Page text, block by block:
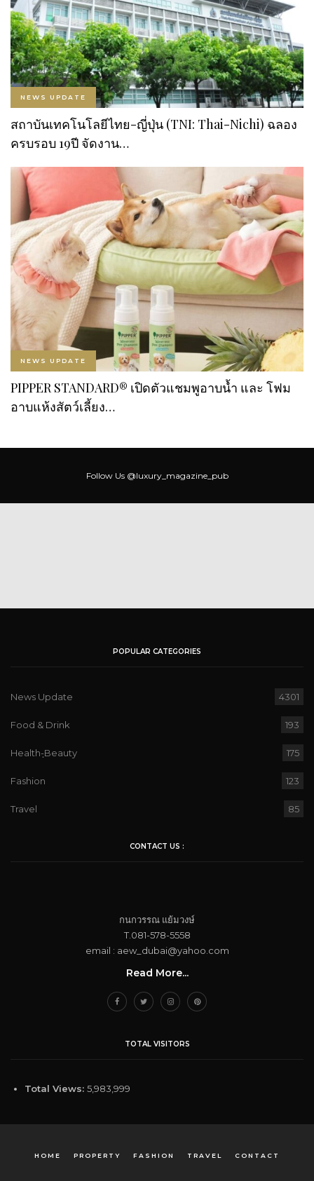
NEWS UPDATE
สถาบันเทคโนโลยีไทย-ญี่ปุ่น (TNI: Thai-Nichi) ฉลอง
ครบรอบ 19ปี จัดงาน…
NEWS UPDATE
PIPPER STANDARD® เปิดตัวแชมพูอาบน้ำ และ โฟม
อาบแห้งสัตว์เลี้ยง…
Follow Us @luxury_magazine_pub
POPULAR CATEGORIES
News Update 4301
Food & Drink 193
Health-ฺBeauty 175
Fashion 123
Travel 85
CONTACT US :
กนกวรรณ​ แย้ม​วงษ์
T.081-578-5558
email : aew_dubai@yahoo.com​
Read More...
TOTAL VISITORS
Total Views: 5,983,999
HOME PROPERTY FASHION TRAVEL CONTACT